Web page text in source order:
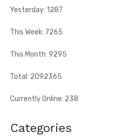
Yesterday: 1287
This Week: 7265
This Month: 9295
Total: 2092365
Currently Online: 238
Categories